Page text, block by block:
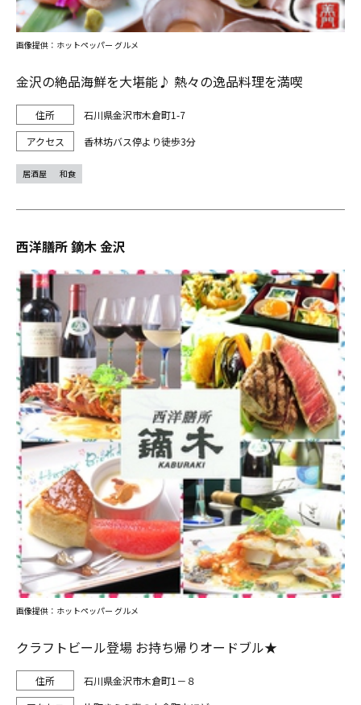
金沢の絶品海鮮を大堪能♪ 熱々の逸品料理を満喫
石川県金沢市木倉町1-7
香林坊バス停より徒歩3分
画像提供：ホットペッパー グルメ
居酒屋 和食
西洋膳所 鏑木 金沢
クラフトビール登場 お持ち帰りオードブル★
石川県金沢市木倉町1－８
画像提供：ホットペッパー グルメ